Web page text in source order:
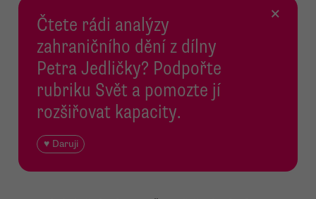
Čtete rádi analýzy
zahraničního dění z dílny
Petra Jedličky? Podpořte
rubriku Svět a pomozte jí
rozšiřovat kapacity.
♥ Daruji
×